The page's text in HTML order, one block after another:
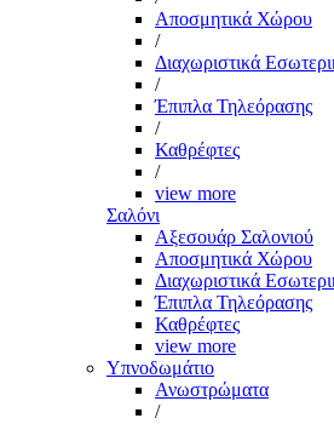
Αποσμητικά Χώρου
/
Διαχωριστικά
/
Έπιπλα Τηλεόρασης
/
Καθρέφτες
/
view more
Σαλόνι
Αξεσουάρ Σαλονιού
Αποσμητικά Χώρου
Διαχωριστικά
Έπιπλα Τηλεόρασης
Καθρέφτες
view more
Υπνοδωμάτιο
Ανωστρώματα
/